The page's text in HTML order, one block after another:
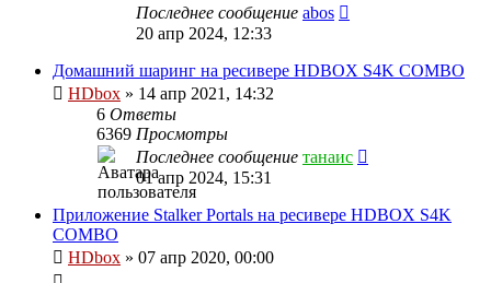
Последнее сообщение abos
20 апр 2024, 12:33
Домашний шаринг на ресивере HDBOX S4K COMBO
HDbox » 14 апр 2021, 14:32
6 Ответы
6369 Просмотры
Последнее сообщение танаис
01 апр 2024, 15:31
Приложение Stalker Portals на ресивере HDBOX S4K
COMBO
HDbox » 07 апр 2020, 00:00